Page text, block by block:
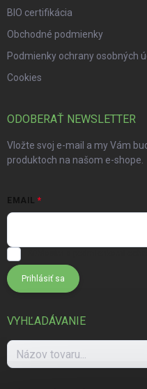
BIO certifikácia
Obchodné podmienky
Podmienky ochrany osobných
Cookies
ODOBERAŤ NEWSLETTER
Vložte svoj e-mail a my Vám
produktoch na našom e-shope.
EMAIL
Prihlásiť sa
VYHĽADÁVANIE